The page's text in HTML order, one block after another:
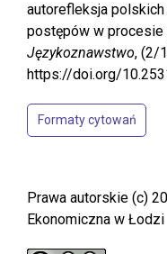
autorefleksja polskich
postępów w procesie
Językoznawstwo, (2/
https://doi.org/
Formaty cytowań
Prawa autorskie (c)
Ekonomiczna w Łodzi